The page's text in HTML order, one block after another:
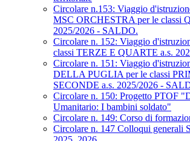
Circolare n.153: Viaggio
MSC ORCHESTRA per le classi
2025/2026 - SALDO.
Circolare n. 152: Viaggio
classi TERZE E QUARTE a.s.
Circolare n. 151: Viaggio
DELLA PUGLIA per le classi
SECONDE a.s. 2025/2026 -
Circolare n. 150: Progetto PTOF
Umanitario: I bambini soldato"
Circolare n. 149: Corso di
Circolare n. 147 Colloqui generali